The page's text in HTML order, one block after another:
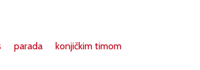
parada
konjičkim timom